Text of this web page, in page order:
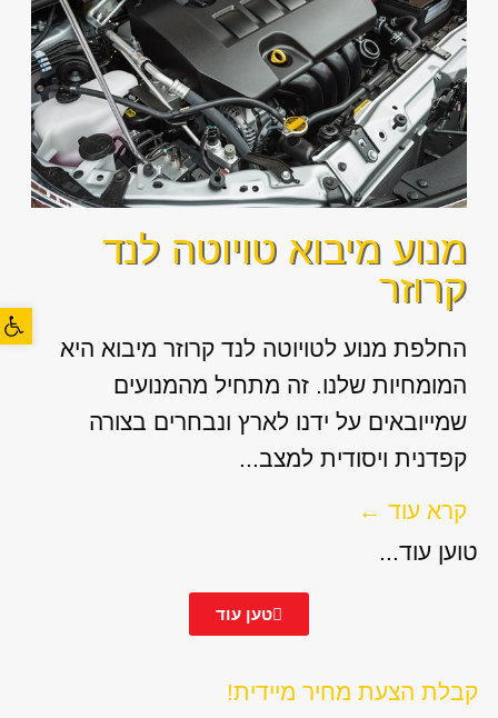
פתח
מנוע מיבוא טויוטה לנד
קרוזר
החלפת מנוע לטויוטה לנד קרוזר מיבוא היא
המומחיות שלנו. זה מתחיל מהמנועים
שמייובאים על ידנו לארץ ונבחרים בצורה
קפדנית ויסודית למצב...
קרא עוד ←
טוען עוד...
טען עוד
קבלת הצעת מחיר מיידית!